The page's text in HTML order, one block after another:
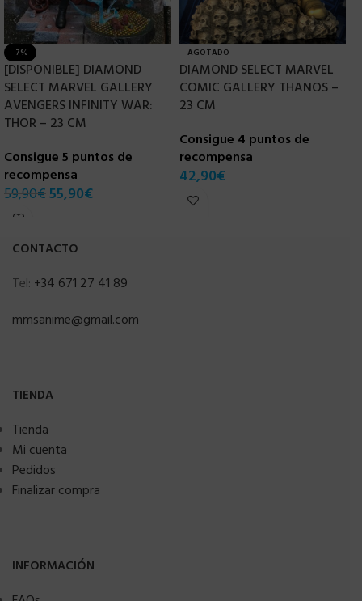
-7%
[DISPONIBLE] DIAMOND
SELECT MARVEL GALLERY
AVENGERS INFINITY WAR:
THOR – 23 CM
Consigue 5 puntos de
recompensa
59,90€55,90€
AGOTADO
DIAMOND SELECT MARVEL
COMIC GALLERY THANOS –
23 CM
Consigue 4 puntos de
recompensa
42,90€
CONTACTO
Tel: +34 671 27 41 89
mmsanime@gmail.com
TIENDA
Tienda
Mi cuenta
Pedidos
Finalizar compra
INFORMACIÓN